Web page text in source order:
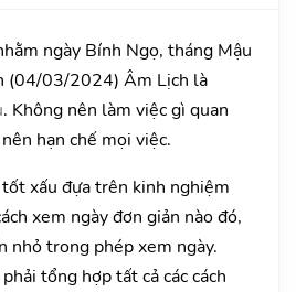
ngày Bính Ngọ, tháng Mậu
(04/03/2024) Âm Lịch là
. Không nên làm việc gì quan
hạn chế mọi việc.
xấu đựa trên kinh nghiệm
xem ngày đơn giản nào đó,
nhỏ trong phép xem ngày.
tổng hợp tất cả các cách